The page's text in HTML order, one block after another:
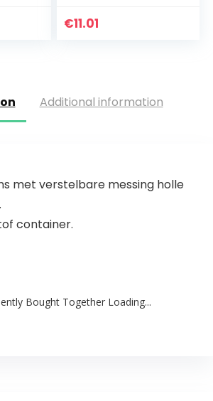
met smalle mond
€11.01
Additional information
met verstelbare messing holle
container.
Bought Together Loading...